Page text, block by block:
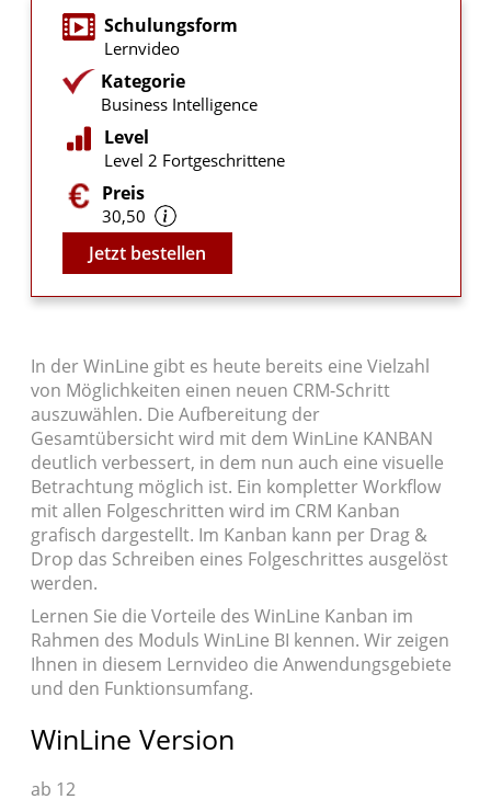
Schulungsform
Lernvideo
Kategorie
Business Intelligence
Level
Level 2 Fortgeschrittene
Preis
30,50
Video
Jetzt bestellen
In der WinLine gibt es heute bereits eine Vielzahl
von Möglichkeiten einen neuen CRM-Schritt
auszuwählen. Die Aufbereitung der
Gesamtübersicht wird mit dem WinLine KANBAN
deutlich verbessert, in dem nun auch eine visuelle
Betrachtung möglich ist. Ein kompletter Workflow
mit allen Folgeschritten wird im CRM Kanban
grafisch dargestellt. Im Kanban kann per Drag &
Drop das Schreiben eines Folgeschrittes ausgelöst
werden.
Lernen Sie die Vorteile des WinLine Kanban im
Rahmen des Moduls WinLine BI kennen. Wir zeigen
Ihnen in diesem Lernvideo die Anwendungsgebiete
und den Funktionsumfang.
WinLine Version
ab 12